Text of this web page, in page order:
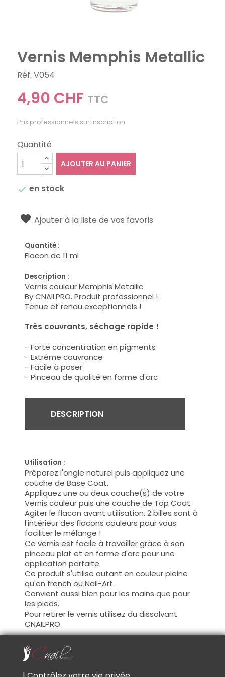
Vernis Memphis Metallic
Réf. V054
4,90 CHF TTC
Prix professionnels sur inscription
Quantité
AJOUTER AU PANIER
 en stock
Ajouter à la liste de vos favoris
Quantité :
Flacon de 11 ml
Description :
Vernis couleur Memphis Metallic.
By CNAILPRO. Produit professionnel !
Tenue et rendu exceptionnels !
Très couvrants, séchage rapide !
- Forte concentration en pigments
- Extrême couvrance
- Facile à poser
- Pinceau de qualité en forme d'arc
DESCRIPTION
Utilisation :
Préparez l'ongle naturel puis appliquez une
couche de Base Coat.
Appliquez une ou deux couche(s) de votre
Vernis couleur puis une couche de Top Coat.
Agiter le flacon avant utilisation. 2 billes sont à
l'intérieur des flacons couleurs pour vous
faciliter le mélange !
Ce vernis est facile à travailler grâce à son
pinceau plat et en forme d'arc pour une
application parfaite.
Ce produit s'utilise autant en couleur pleine
qu'en french ou Nail-Art.
Convient aussi bien pour les mains que pour
les pieds.
Pour retirer le vernis utilisez du dissolvant
CNAILPRO.
Conseil :
Tous les vernis pour ongles doivent être
conservés à l'abri du soleil.